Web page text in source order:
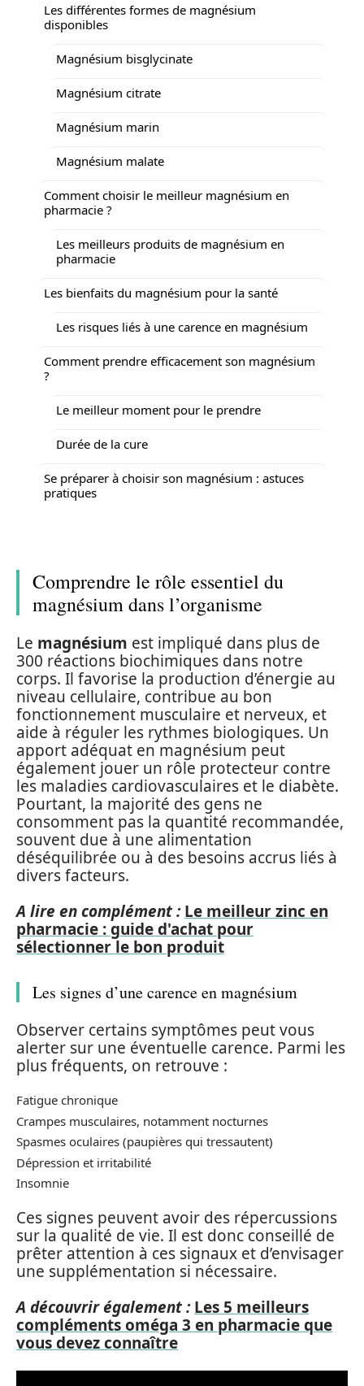
Les différentes formes de magnésium
disponibles
Magnésium bisglycinate
Magnésium citrate
Magnésium marin
Magnésium malate
Comment choisir le meilleur magnésium en
pharmacie ?
Les meilleurs produits de magnésium en
pharmacie
Les bienfaits du magnésium pour la santé
Les risques liés à une carence en magnésium
Comment prendre efficacement son magnésium
?
Le meilleur moment pour le prendre
Durée de la cure
Se préparer à choisir son magnésium : astuces
pratiques
Comprendre le rôle essentiel du
magnésium dans l’organisme
Le magnésium est impliqué dans plus de
300 réactions biochimiques dans notre
corps. Il favorise la production d’énergie au
niveau cellulaire, contribue au bon
fonctionnement musculaire et nerveux, et
aide à réguler les rythmes biologiques. Un
apport adéquat en magnésium peut
également jouer un rôle protecteur contre
les maladies cardiovasculaires et le diabète.
Pourtant, la majorité des gens ne
consomment pas la quantité recommandée,
souvent due à une alimentation
déséquilibrée ou à des besoins accrus liés à
divers facteurs.
A lire en complément : Le meilleur zinc en
pharmacie : guide d'achat pour
sélectionner le bon produit
Les signes d’une carence en magnésium
Observer certains symptômes peut vous
alerter sur une éventuelle carence. Parmi les
plus fréquents, on retrouve :
Fatigue chronique
Crampes musculaires, notamment nocturnes
Spasmes oculaires (paupières qui tressautent)
Dépression et irritabilité
Insomnie
Ces signes peuvent avoir des répercussions
sur la qualité de vie. Il est donc conseillé de
prêter attention à ces signaux et d’envisager
une supplémentation si nécessaire.
A découvrir également : Les 5 meilleurs
compléments oméga 3 en pharmacie que
vous devez connaître